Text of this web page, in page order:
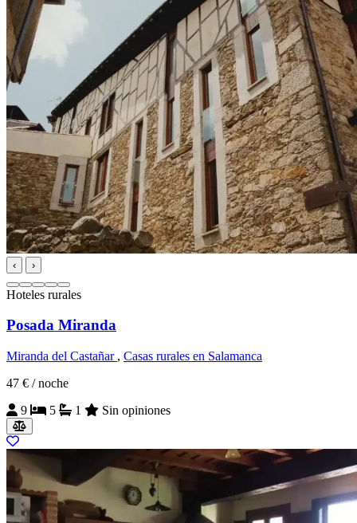
‹ ›
Hoteles rurales
Posada Miranda
Miranda del Castañar , Casas rurales en Salamanca
47 € / noche
9
5 1 Sin opiniones